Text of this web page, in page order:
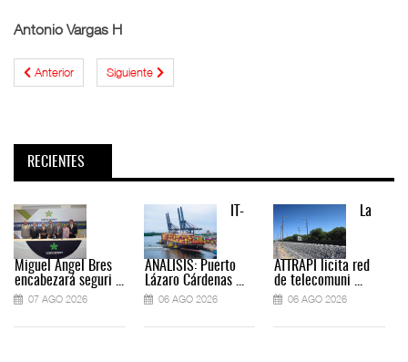
Antonio Vargas H
Anterior Siguiente
RECIENTES
Miguel Ángel Bres
encabezará seguri ...
07 AGO 2026
IT-
ANÁLISIS: Puerto
Lázaro Cárdenas ...
06 AGO 2026
La
ATTRAPI licita red
de telecomuni ...
06 AGO 2026